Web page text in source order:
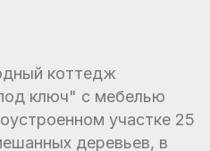
коттедж
ключ" с мебелью
участке 25
деревьев, в